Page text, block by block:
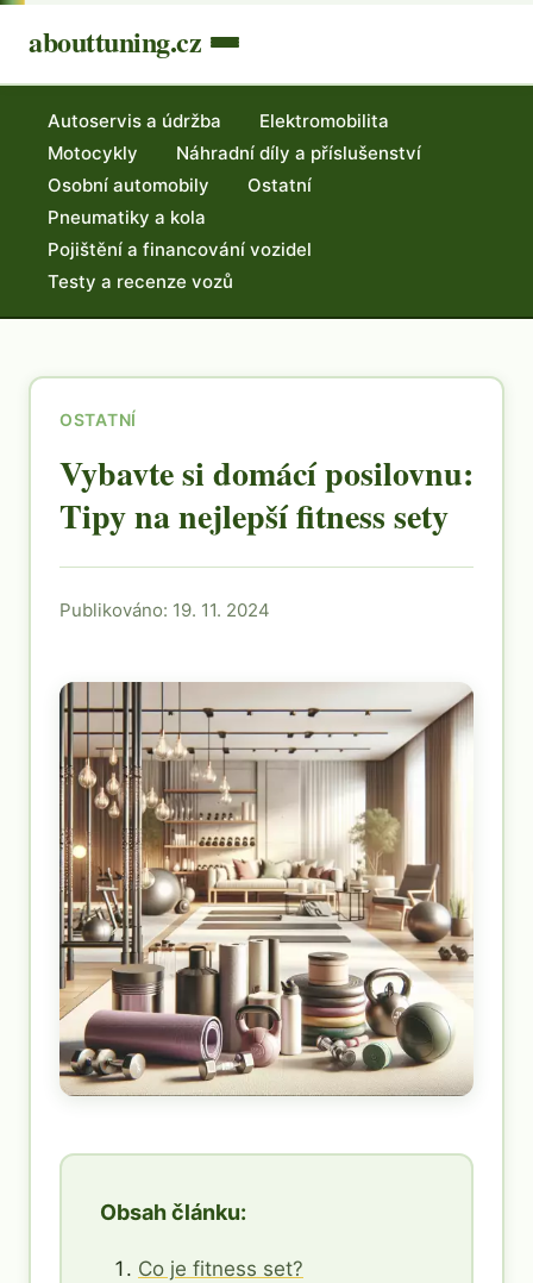
abouttuning.cz
Autoservis a údržba
Elektromobilita
Motocykly
Náhradní díly a příslušenství
Osobní automobily
Ostatní
Pneumatiky a kola
Pojištění a financování vozidel
Testy a recenze vozů
OSTATNÍ
Vybavte si domácí posilovnu:
Tipy na nejlepší fitness sety
Publikováno: 19. 11. 2024
Obsah článku:
Co je fitness set?